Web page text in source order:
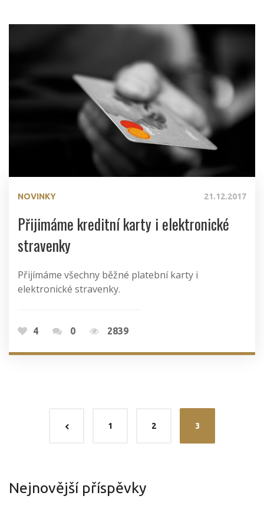
NOVINKY 21.12.2017
Přijimáme kreditní karty i elektronické
stravenky
Přijímáme všechny běžné platební karty i
elektronické stravenky.
4 0 2839
1 2 3
Nejnovější příspěvky